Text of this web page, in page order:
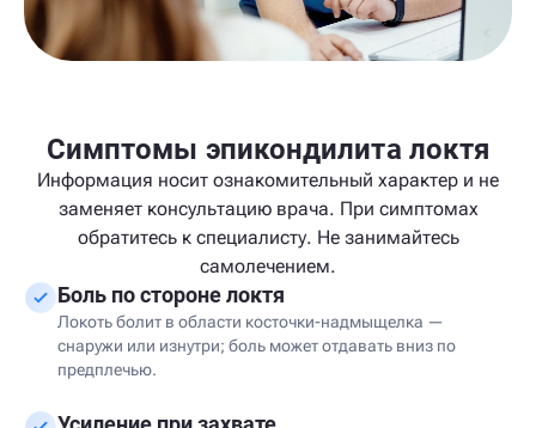
Симптомы эпикондилита локтя
Информация носит ознакомительный характер и не
заменяет консультацию врача. При симптомах
обратитесь к специалисту. Не занимайтесь
самолечением.
Боль по стороне локтя
Локоть болит в области косточки-надмыщелка —
снаружи или изнутри; боль может отдавать вниз по
предплечью.